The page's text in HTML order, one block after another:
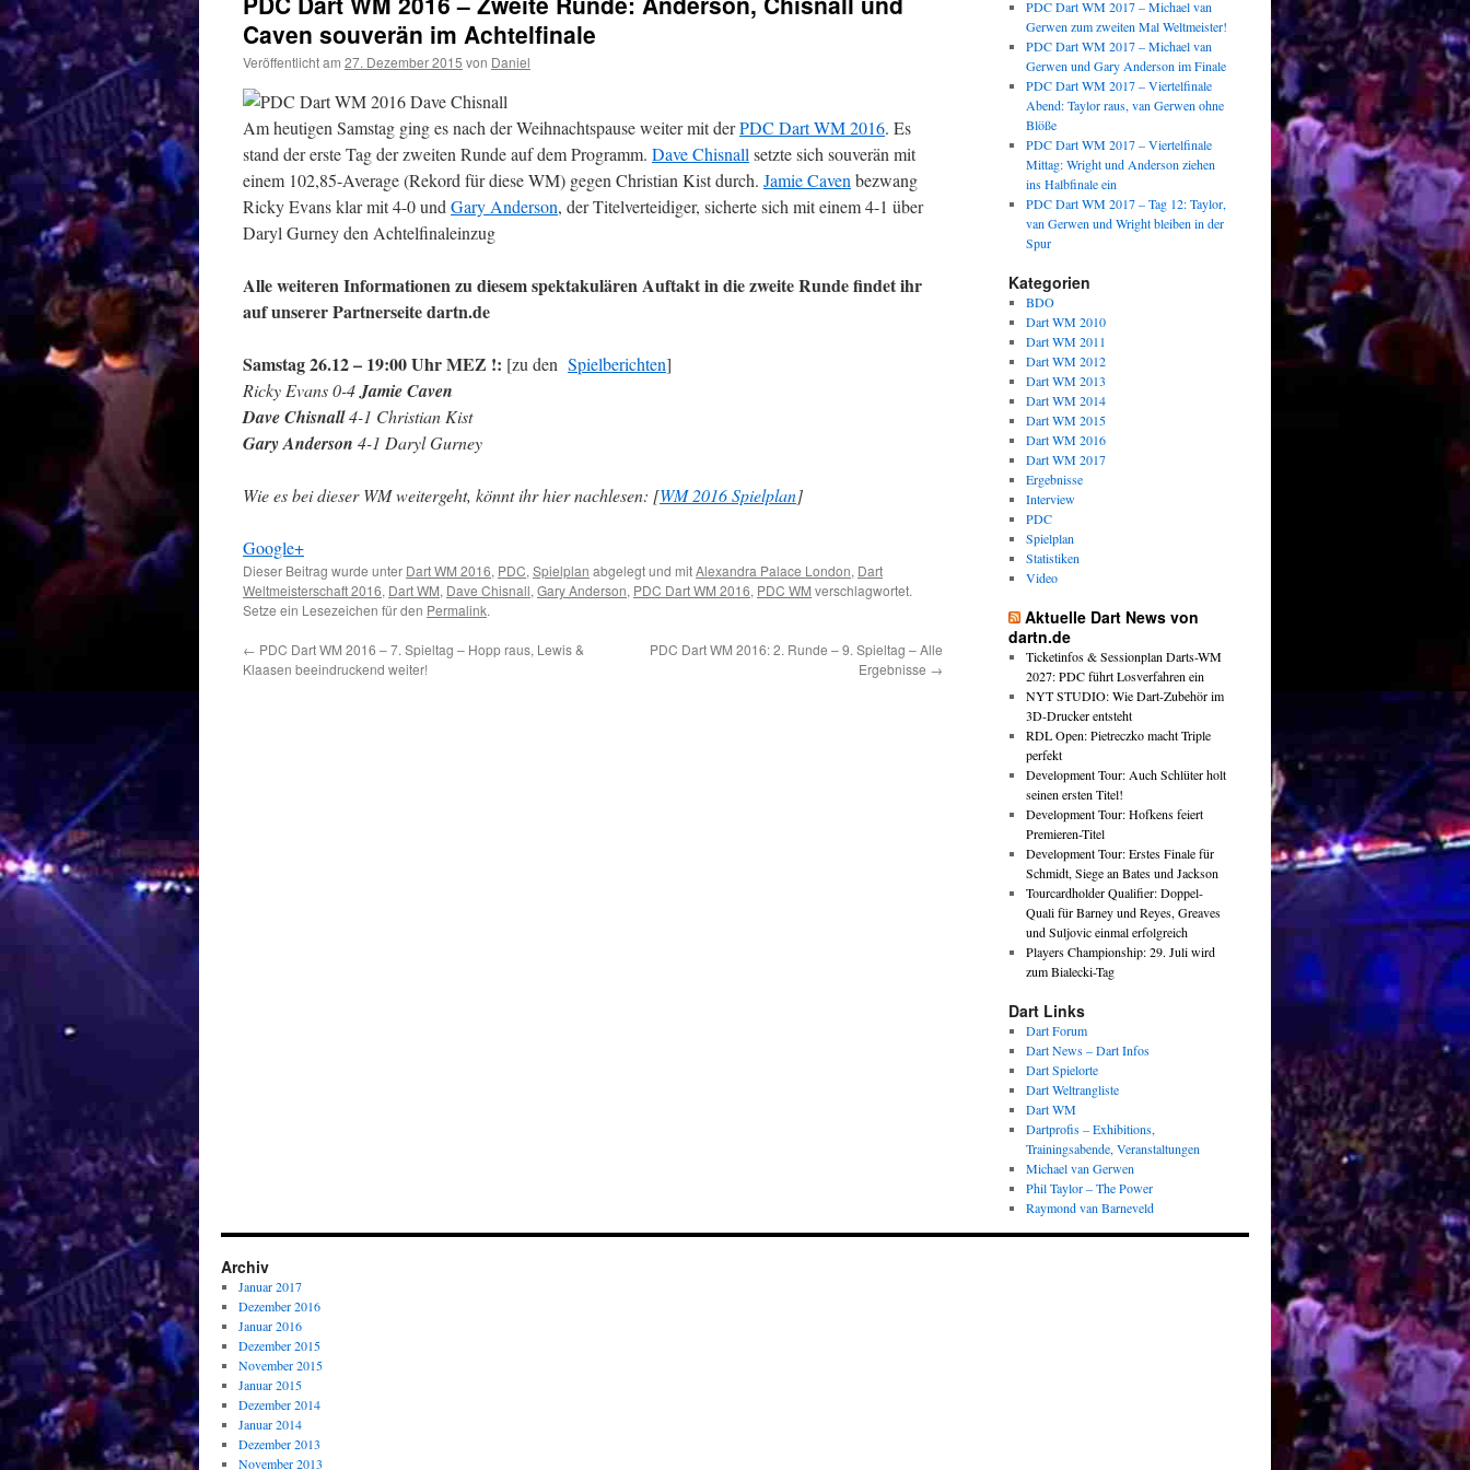
Caven souverän im Achtelfinale
Veröffentlicht am 27. Dezember 2015 von Daniel
Am heutigen Samstag ging es nach der Weihnachtspause weiter mit derPDC Dart WM 2016. Es
stand der erste Tag der zweiten Runde auf dem Programm. Dave Chisnall setzte sich souverän mit
einem 102,85-Average (Rekord für diese WM) gegen Christian Kist durch. Jamie Caven bezwang
Ricky Evans klar mit 4-0 und Gary Anderson, der Titelverteidiger, sicherte sich mit einem 4-1 über
Daryl Gurney den Achtelfinaleinzug
Alle weiteren Informationen zu diesem spektakulären Auftakt in die zweite Runde findet ihr
auf unserer Partnerseite dartn.de
Samstag 26.12 – 19:00 Uhr MEZ !: [zu den Spielberichten]
Ricky Evans 0-4Jamie Caven
Dave Chisnall4-1 Christian Kist
Gary Anderson 4-1 Daryl Gurney
Wie es bei dieser WM weitergeht, könnt ihr hier nachlesen: [WM 2016 Spielplan]
Google+
Dieser Beitrag wurde unter Dart WM 2016, PDC, Spielplan abgelegt und mitAlexandra Palace London, Dart
Weltmeisterschaft 2016, Dart WM, Dave Chisnall, Gary Anderson, PDC Dart WM 2016, PDC WM verschlagwortet.
Setze ein Lesezeichen für den Permalink.
← PDC Dart WM 2016 – 7. Spieltag – Hopp raus, Lewis &
Klaasen beeindruckend weiter!
PDC Dart WM 2016: 2. Runde – 9. Spieltag – Alle
Ergebnisse →
PDC Dart WM 2017 – Michael van
Gerwen zum zweiten Mal Weltmeister!
PDC Dart WM 2017 – Michael van
Gerwen und Gary Anderson im Finale
PDC Dart WM 2017 – Viertelfinale
Abend: Taylor raus, van Gerwen ohne
Blöße
PDC Dart WM 2017 – Viertelfinale
Mittag: Wright und Anderson ziehen
ins Halbfinale ein
PDC Dart WM 2017 – Tag 12: Taylor,
van Gerwen und Wright bleiben in der
Spur
Kategorien
BDO
Dart WM 2010
Dart WM 2011
Dart WM 2012
Dart WM 2013
Dart WM 2014
Dart WM 2015
Dart WM 2016
Dart WM 2017
Ergebnisse
Interview
PDC
Spielplan
Statistiken
Video
Aktuelle Dart News von
dartn.de
Ticketinfos & Sessionplan Darts-WM
2027: PDC führt Losverfahren ein
NYT STUDIO: Wie Dart-Zubehör im
3D-Drucker entsteht
RDL Open: Pietreczko macht Triple
perfekt
Development Tour: Auch Schlüter holt
seinen ersten Titel!
Development Tour: Hofkens feiert
Premieren-Titel
Development Tour: Erstes Finale für
Schmidt, Siege an Bates und Jackson
Tourcardholder Qualifier: Doppel-
Quali für Barney und Reyes, Greaves
und Suljovic einmal erfolgreich
Players Championship: 29. Juli wird
zum Bialecki-Tag
Dart Links
Dart Forum
Dart News – Dart Infos
Dart Spielorte
Dart Weltrangliste
Dart WM
Dartprofis – Exhibitions,
Trainingsabende, Veranstaltungen
Michael van Gerwen
Phil Taylor – The Power
Raymond van Barneveld
Archiv
Januar 2017
Dezember 2016
Januar 2016
Dezember 2015
November 2015
Januar 2015
Dezember 2014
Januar 2014
Dezember 2013
November 2013